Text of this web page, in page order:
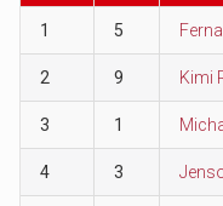
1 5
2 9 Kimi
3 1
4 3